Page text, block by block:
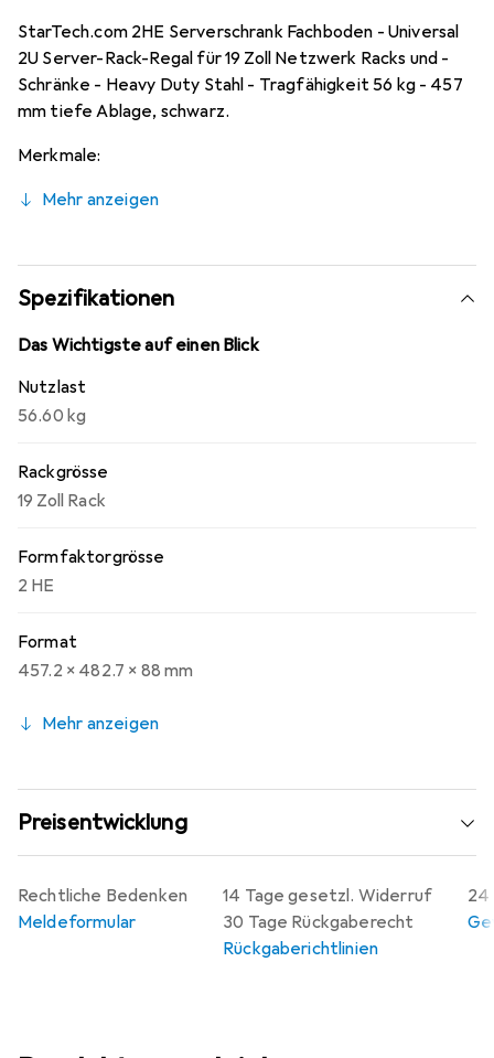
StarTech.com 2HE Serverschrank Fachboden - Universal
2U Server-Rack-Regal für 19 Zoll Netzwerk Racks und -
Schränke - Heavy Duty Stahl - Tragfähigkeit 56 kg - 457
mm tiefe Ablage, schwarz.
Merkmale:
Mehr anzeigen
Spezifikationen
Das Wichtigste auf einen Blick
Nutzlast
56.60 kg
Rackgrösse
19 Zoll Rack
Formfaktorgrösse
2 HE
Format
457.2 x 482.7 x 88 mm
Mehr anzeigen
Preisentwicklung
14 Tage gesetzl. Widerruf
30 Tage Rückgaberecht
Rückgaberichtlinien
24
Rechtliche Bedenken
Meldeformular